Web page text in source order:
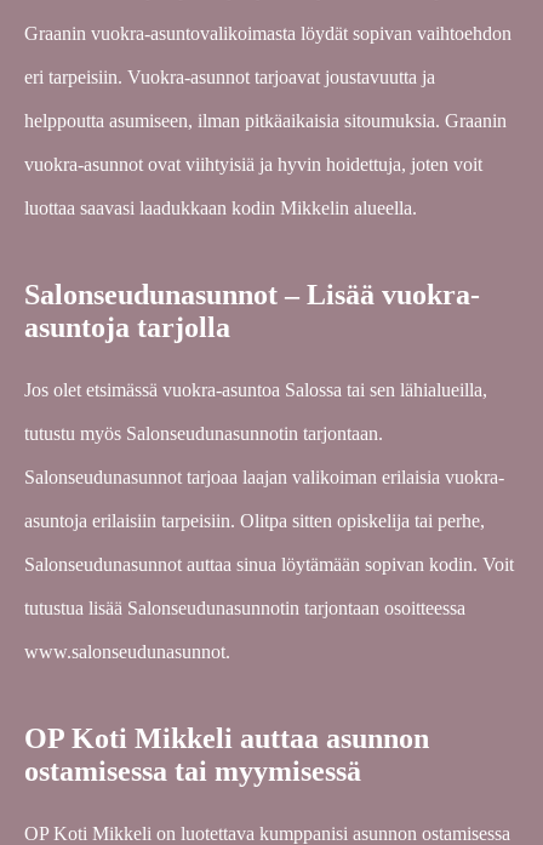
Graanin vuokra-asuntovalikoimasta löydät sopivan vaihtoehdon
eri tarpeisiin. Vuokra-asunnot tarjoavat joustavuutta ja
helppoutta asumiseen, ilman pitkäaikaisia sitoumuksia. Graanin
vuokra-asunnot ovat viihtyisiä ja hyvin hoidettuja, joten voit
luottaa saavasi laadukkaan kodin Mikkelin alueella.
Salonseudunasunnot – Lisää vuokra-
asuntoja tarjolla
Jos olet etsimässä vuokra-asuntoa Salossa tai sen lähialueilla,
tutustu myös Salonseudunasunnotin tarjontaan.
Salonseudunasunnot tarjoaa laajan valikoiman erilaisia vuokra-
asuntoja erilaisiin tarpeisiin. Olitpa sitten opiskelija tai perhe,
Salonseudunasunnot auttaa sinua löytämään sopivan kodin. Voit
tutustua lisää Salonseudunasunnotin tarjontaan osoitteessa
www.salonseudunasunnot.
OP Koti Mikkeli auttaa asunnon
ostamisessa tai myymisessä
OP Koti Mikkeli on luotettava kumppanisi asunnon ostamisessa